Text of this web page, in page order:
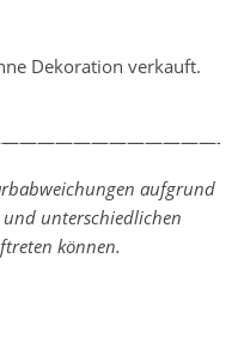
Dekoration verkauft.
aufgrund
unterschiedlichen
können.